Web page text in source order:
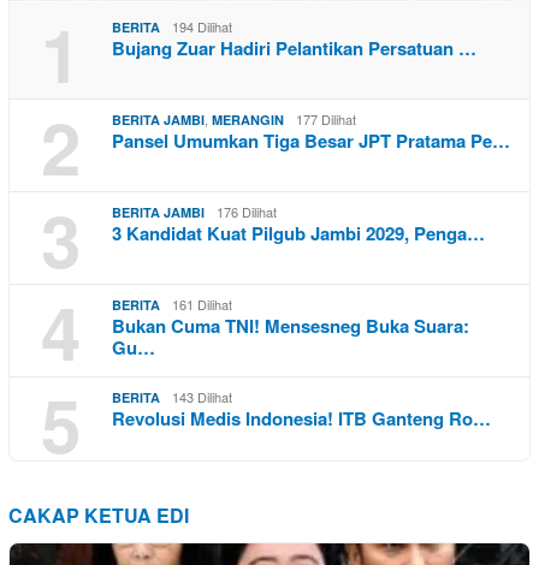
1 BERITA 194 Dilihat
Bujang Zuar Hadiri Pelantikan Persatuan …
2 BERITA JAMBI, MERANGIN 177 Dilihat
Pansel Umumkan Tiga Besar JPT Pratama Pe…
3 BERITA JAMBI 176 Dilihat
3 Kandidat Kuat Pilgub Jambi 2029, Penga…
4 BERITA 161 Dilihat
Bukan Cuma TNI! Mensesneg Buka Suara:
Gu…
5 BERITA 143 Dilihat
Revolusi Medis Indonesia! ITB Ganteng Ro…
CAKAP KETUA EDI